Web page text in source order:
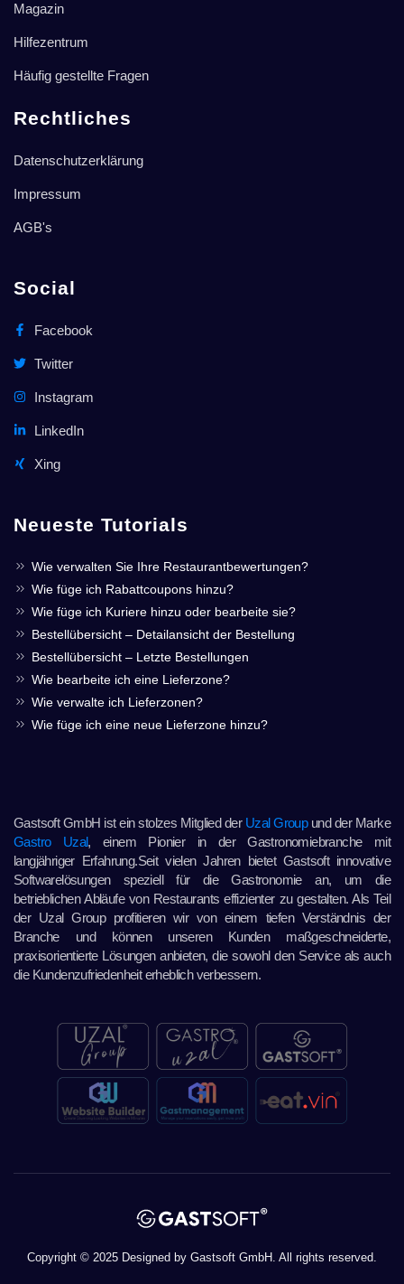
Magazin
Hilfezentrum
Häufig gestellte Fragen
Rechtliches
Datenschutzerklärung
Impressum
AGB's
Social
Facebook
Twitter
Instagram
LinkedIn
Xing
Neueste Tutorials
Wie verwalten Sie Ihre Restaurantbewertungen?
Wie füge ich Rabattcoupons hinzu?
Wie füge ich Kuriere hinzu oder bearbeite sie?
Bestellübersicht – Detailansicht der Bestellung
Bestellübersicht – Letzte Bestellungen
Wie bearbeite ich eine Lieferzone?
Wie verwalte ich Lieferzonen?
Wie füge ich eine neue Lieferzone hinzu?
Gastsoft GmbH ist ein stolzes Mitglied der Uzal Groupund der Marke
Gastro Uzal, einem Pionier in der Gastronomiebranche mit
langjähriger Erfahrung.Seit vielen Jahren bietet Gastsoft innovative
Softwarelösungen speziell für die Gastronomie an, um die
betrieblichen Abläufe von Restaurants effizienter zu gestalten. Als Teil
der Uzal Group profitieren wir von einem tiefen Verständnis der
Branche und können unseren Kunden maßgeschneiderte,
praxisorientierte Lösungen anbieten, die sowohl den Service als auch
die Kundenzufriedenheit erheblich verbessern.
Copyright © 2025 Designed by Gastsoft GmbH. All rights reserved.